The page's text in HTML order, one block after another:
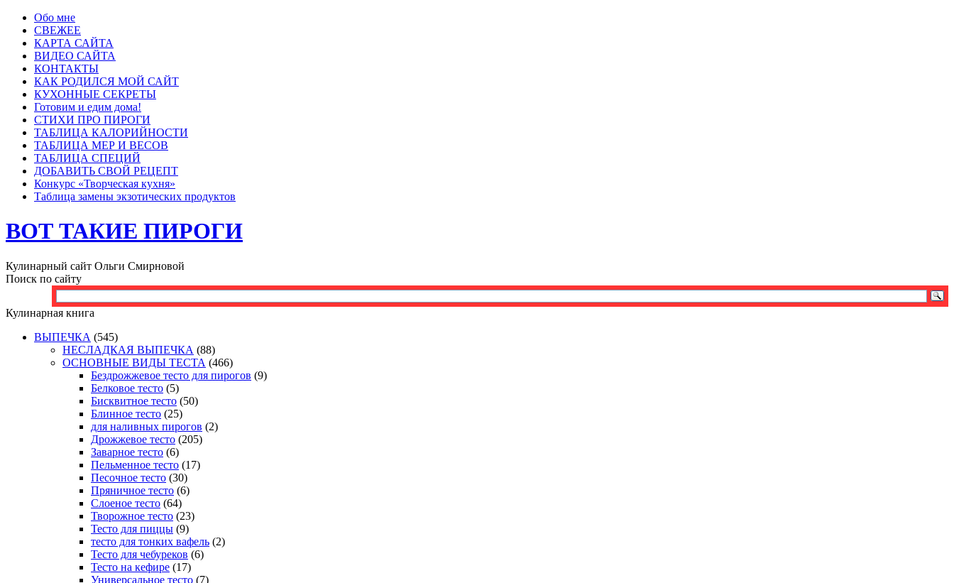
Обо мне
СВЕЖЕЕ
КАРТА САЙТА
ВИДЕО САЙТА
КОНТАКТЫ
КАК РОДИЛСЯ МОЙ САЙТ
КУХОННЫЕ СЕКРЕТЫ
Готовим и едим дома!
СТИХИ ПРО ПИРОГИ
ТАБЛИЦА КАЛОРИЙНОСТИ
ТАБЛИЦА МЕР И ВЕСОВ
ТАБЛИЦА СПЕЦИЙ
ДОБАВИТЬ СВОЙ РЕЦЕПТ
Конкурс «Творческая кухня»
Таблица замены экзотических продуктов
ВОТ ТАКИЕ ПИРОГИ
Кулинарный сайт Ольги Смирновой
Поиск по сайту
Кулинарная книга
ВЫПЕЧКА (545)
НЕСЛАДКАЯ ВЫПЕЧКА (88)
ОСНОВНЫЕ ВИДЫ ТЕСТА (466)
Бездрожжевое тесто для пирогов (9)
Белковое тесто (5)
Бисквитное тесто (50)
Блинное тесто (25)
для наливных пирогов (2)
Дрожжевое тесто (205)
Заварное тесто (6)
Пельменное тесто (17)
Песочное тесто (30)
Пряничное тесто (6)
Слоеное тесто (64)
Творожное тесто (23)
Тесто для пиццы (9)
тесто для тонких вафель (2)
Тесто для чебуреков (6)
Тесто на кефире (17)
Универсальное тесто (7)